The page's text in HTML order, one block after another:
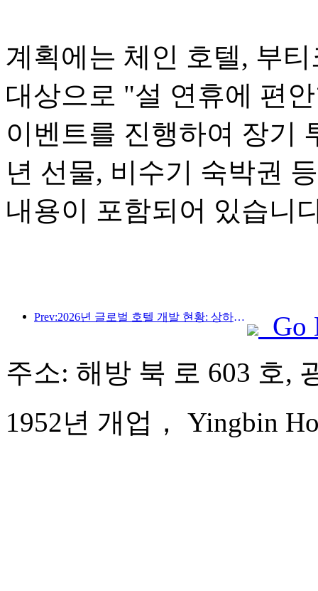
계획에는 체인 호텔, 부
대상으로 "설 연휴에 편
이벤트를 진행하여 장기
년 선물, 비수기 숙박권
내용이 포함되어 있습니
Prev:2026년 글로벌 호텔 개발 현황: 상하이, 신규 객실 증설 부문 1위 기록
Go
주소: 해방 북 로 603 호,
1952년 개업， Yingbin